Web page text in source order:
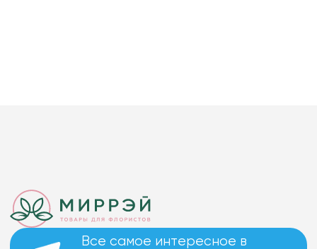
Все самое интересное в